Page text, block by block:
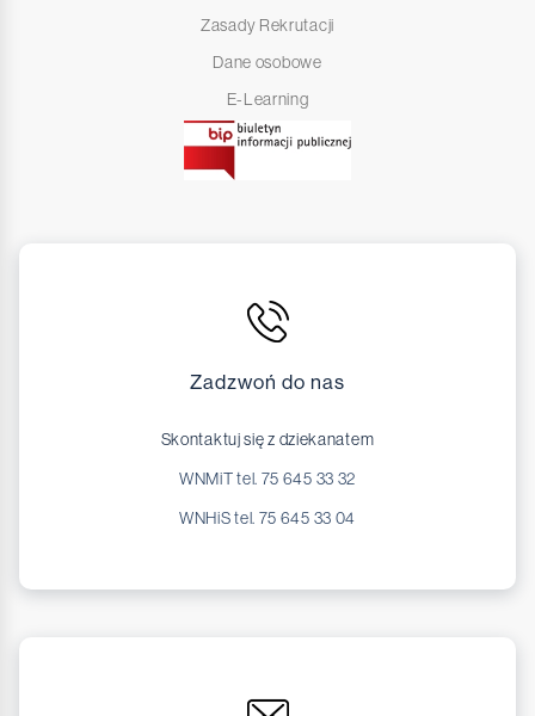
Zasady Rekrutacji
Dane osobowe
E-Learning
Zadzwoń do nas
Skontaktuj się z dziekanatem
WNMiT tel. 75 645 33 32
WNHiS tel. 75 645 33 04